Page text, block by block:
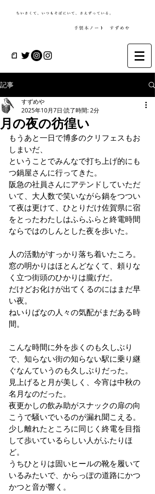
記事
月の夜の彷徨い
すずめや
2025年10月7日 読了時間: 2分
もうあと一日で博多のクリフェスもお
しまいだ、
ということでみんなで打ち上げ的にも
つ鍋屋さんに行ってきた。
阪急の社員さんにアテンドしていただ
いて、大人数で笑いながら鍋をつつい
て夜は更けて、ひとりだけ佐賀県に宿
をとったわたしはふらふらと終電時間
ならではのしんとした夜を歩いた。
人の活動がすっかり落ち着いたころ。
窓の明かりはほとんどなくて、頼りな
く立つ街頭のひかりは朧げだ。
だけどお化けが出てくるのにはまだ早
い夜。
ねいりばなの人々の気配がまだある時
間。
こんな時間に外を歩くのも久しぶり
で、知らない街の知らない駅に乗り継
ぐなんていうのも久しぶりだった。
見上げると月が美しく、今宵は中秋の
名月なのだった。
夜更かしの飲み助がスナックの扉の向
こうで騒いでいるのが漏れ聞こえる。
少し離れたところに同じく終電を目指
して歩いているらしい人がふたりほ
ど。
うちひとりは固いヒールの靴を履いて
いるみたいで、からっぽの道路にかつ
かつと音が響く。